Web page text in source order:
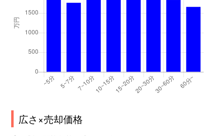
広さ×売却価格